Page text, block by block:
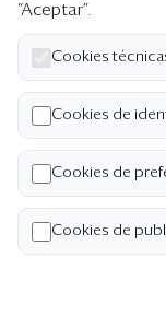
Paquetes
Edición
Nosotros
Quiénes
Código de
Términos y
Copyright
“Aceptar”.
Cookies
Cookies de
Cookies de
Cookies de